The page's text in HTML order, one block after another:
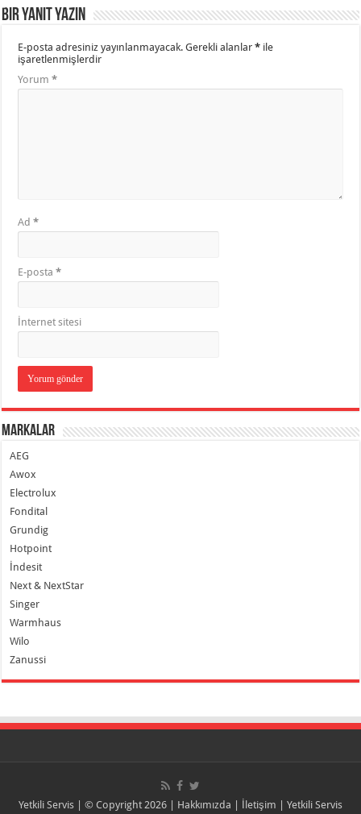
Bir yanıt yazın
E-posta adresiniz yayınlanmayacak. Gerekli alanlar* ile
işaretlenmişlerdir
Yorum*
Ad*
E-posta*
İnternet sitesi
Markalar
AEG
Awox
Electrolux
Fondital
Grundig
Hotpoint
İndesit
Next & NextStar
Singer
Warmhaus
Wilo
Zanussi
Yetkili Servis | © Copyright 2026 | Hakkımızda | İletişim | Yetkili Servis